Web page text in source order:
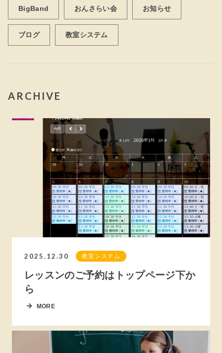
BigBand おんさらい会 お知らせ
ブログ 教室システム
ARCHIVE
2025.12.30 教室システム
レッスンのご予約はトップページ下か
ら
MORE